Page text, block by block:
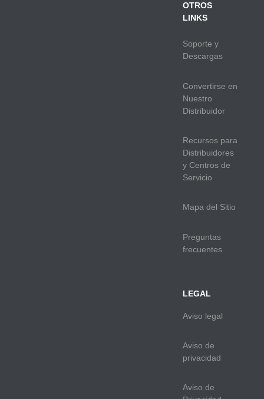
OTROS
LINKS
Soporte y
Descargas
Convertirse en
Nuestro
Distribuidor
Recursos para
Distribuidores
y Centros de
Servicio
Mapa del Sitio
Preguntas
frecuentes
LEGAL
Aviso legal
Aviso de
privacidad
Aviso de